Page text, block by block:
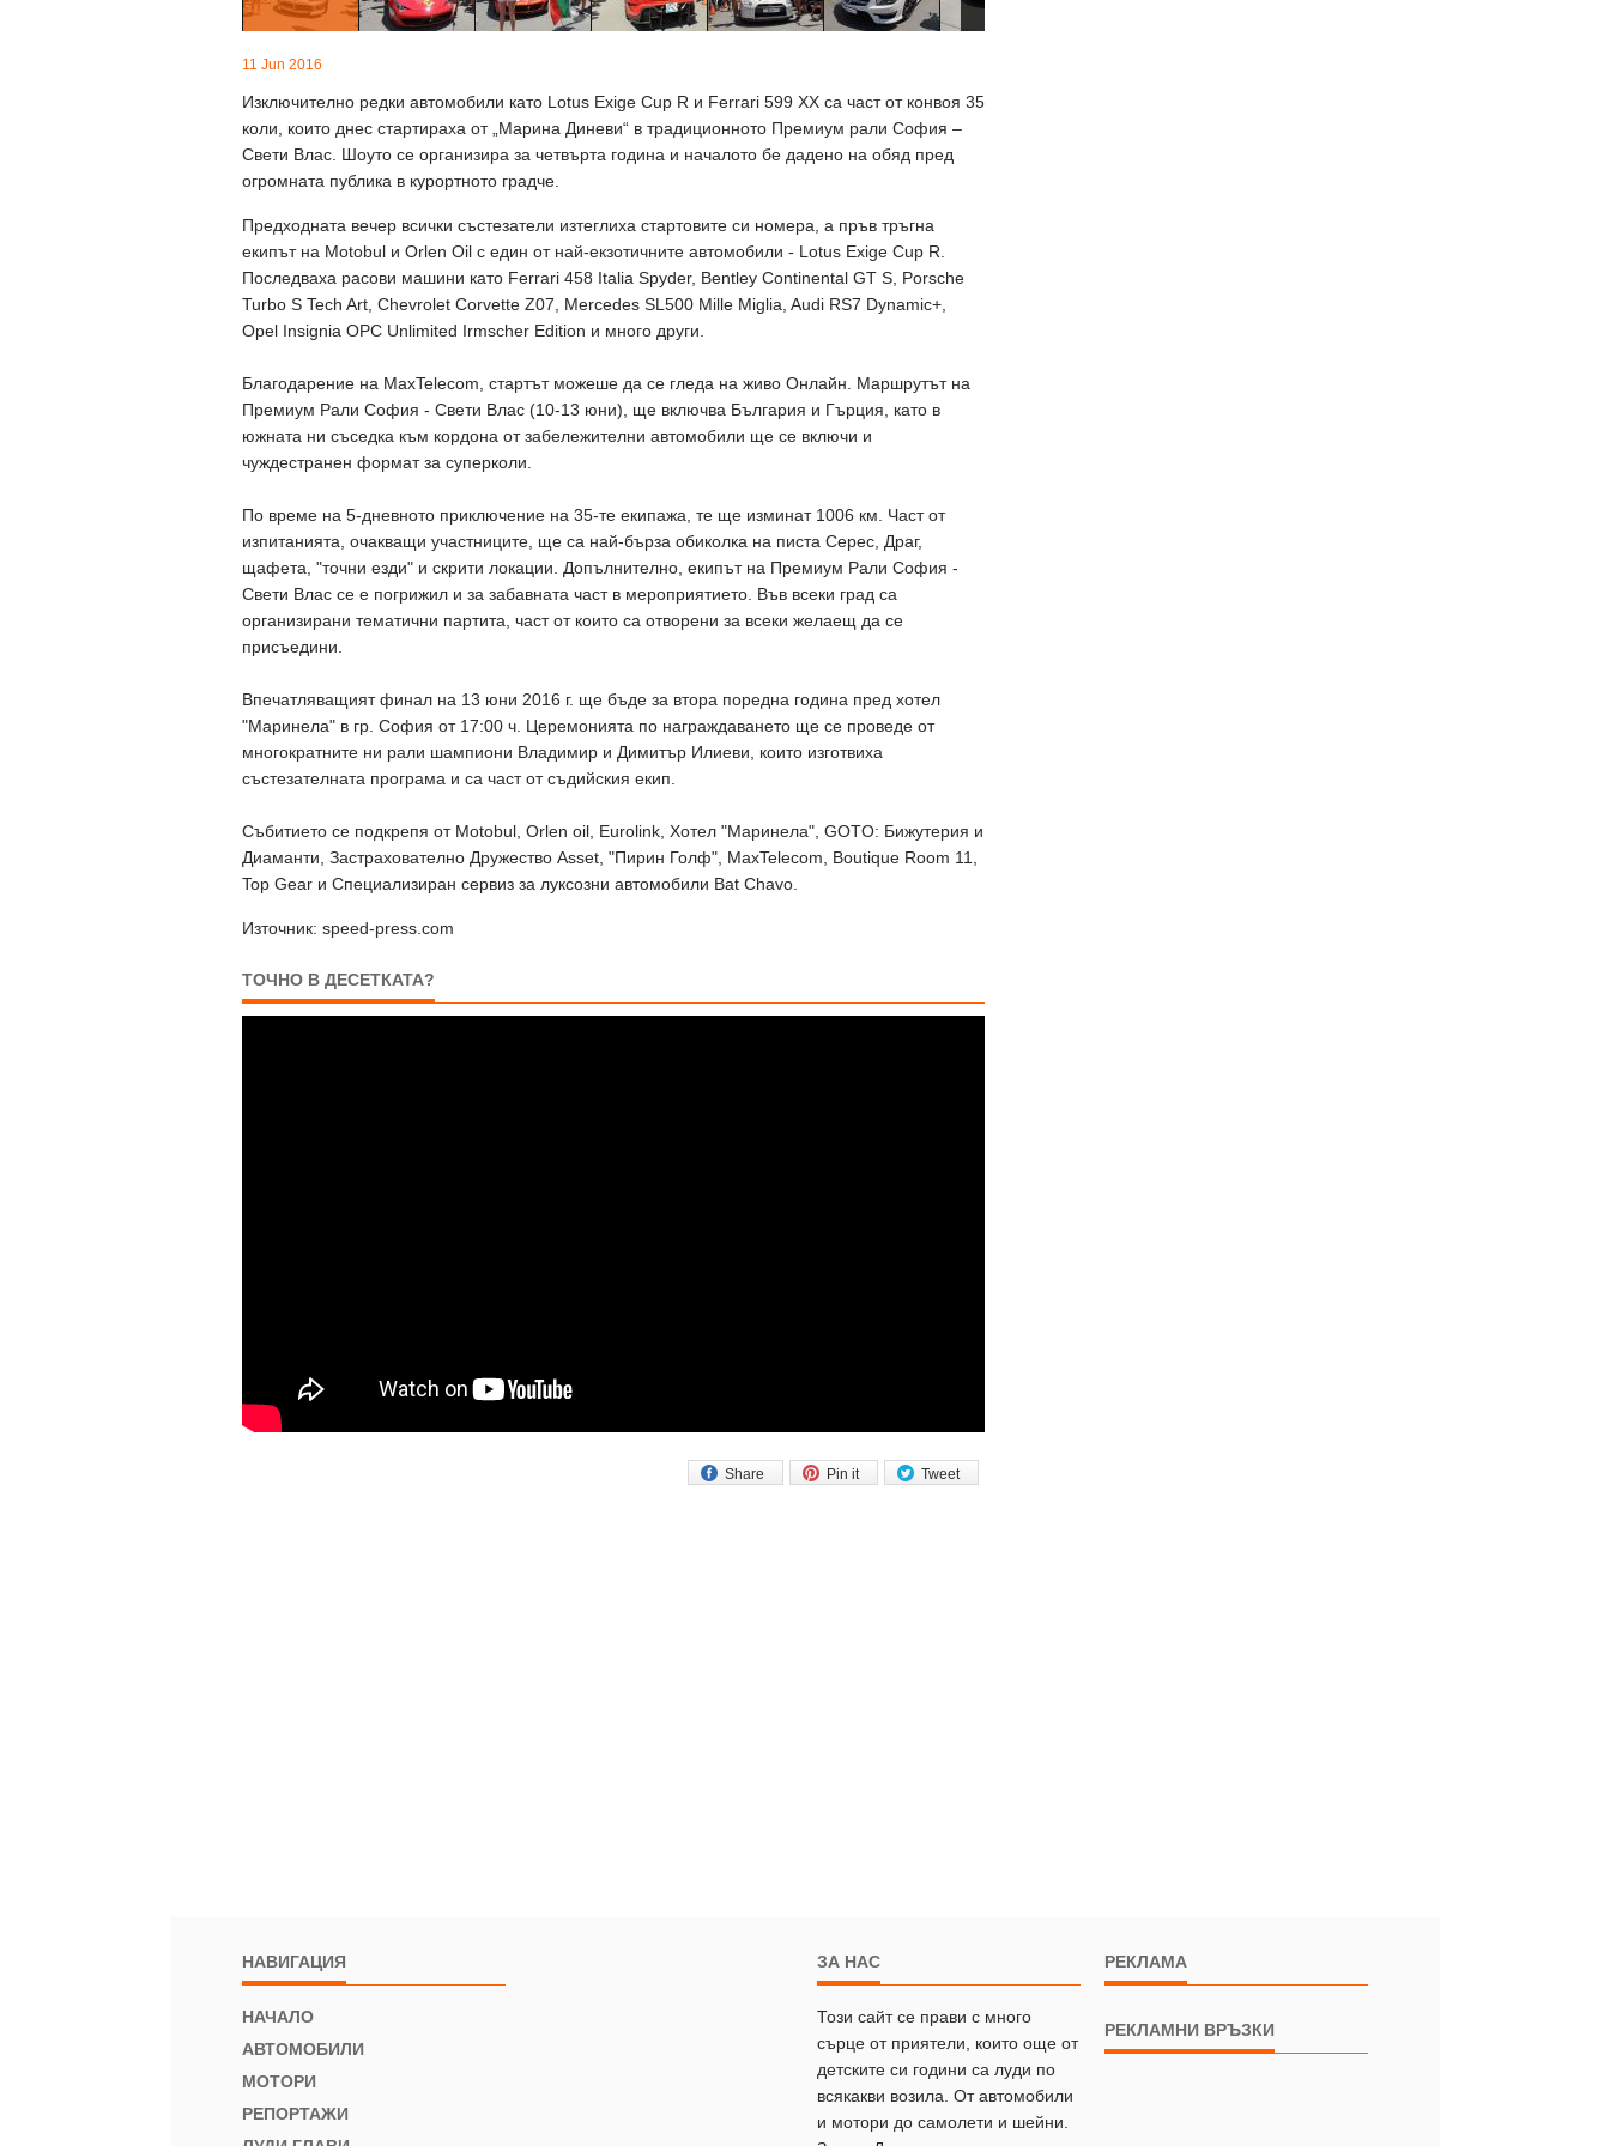
11 Jun 2016
Изключително редки автомобили като Lotus Exige Cup R и Ferrari 599 XX са част от конвоя 35
коли, които днес стартираха от „Марина Диневи“ в традиционното Премиум рали София –
Свети Влас. Шоуто се организира за четвърта година и началото бе дадено на обяд пред
огромната публика в курортното градче.
Предходната вечер всички състезатели изтеглиха стартовите си номера, а пръв тръгна
екипът на Motobul и Orlen Oil с един от най-екзотичните автомобили - Lotus Exige Cup R.
Последваха расови машини като Ferrari 458 Italia Spyder, Bentley Continental GT S, Porsche
Turbo S Tech Art, Chevrolet Corvette Z07, Mercedes SL500 Mille Miglia, Audi RS7 Dynamic+,
Opel Insignia OPC Unlimited Irmscher Edition и много други.
Благодарение на MaxTelecom, стартът можеше да се гледа на живо Онлайн. Маршрутът на
Премиум Рали София - Свети Влас (10-13 юни), ще включва България и Гърция, като в
южната ни съседка към кордона от забележителни автомобили ще се включи и
чуждестранен формат за суперколи.
По време на 5-дневното приключение на 35-те екипажа, те ще изминат 1006 км. Част от
изпитанията, очакващи участниците, ще са най-бърза обиколка на писта Серес, Драг,
щафета, "точни езди" и скрити локации. Допълнително, екипът на Премиум Рали София -
Свети Влас се е погрижил и за забавната част в мероприятието. Във всеки град са
организирани тематични партита, част от които са отворени за всеки желаещ да се
присъедини.
Впечатляващият финал на 13 юни 2016 г. ще бъде за втора поредна година пред хотел
"Маринела" в гр. София от 17:00 ч. Церемонията по награждаването ще се проведе от
многократните ни рали шампиони Владимир и Димитър Илиеви, които изготвиха
състезателната програма и са част от съдийския екип.
Събитието се подкрепя от Motobul, Orlen oil, Eurolink, Хотел "Маринела", GOTO: Бижутерия и
Диаманти, Застрахователно Дружество Asset, "Пирин Голф", MaxTelecom, Boutique Room 11,
Top Gear и Специализиран сервиз за луксозни автомобили Bat Chavo.
Източник: speed-press.com
ТОЧНО В ДЕСЕТКАТА?
Tweet
Pin it
Share
НАВИГАЦИЯ
НАЧАЛО
АВТОМОБИЛИ
МОТОРИ
РЕПОРТАЖИ
ЗА НАС
Този сайт се прави с много
сърце от приятели, които още от
детските си години са луди по
всякакви возила. От автомобили
и мотори до самолети и шейни.
РЕКЛАМА
РЕКЛАМНИ ВРЪЗКИ